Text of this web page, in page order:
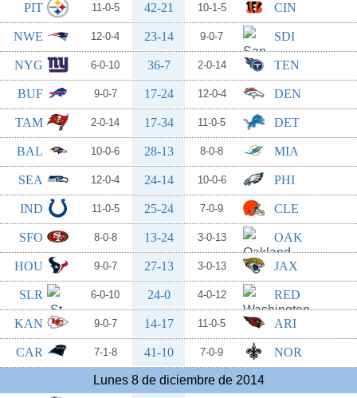
PIT 11-0-5 42-21 10-1-5 CIN
NWE 12-0-4 23-14 9-0-7 SDI
NYG 6-0-10 36-7 2-0-14 TEN
BUF 9-0-7 17-24 12-0-4 DEN
TAM 2-0-14 17-34 11-0-5 DET
BAL 10-0-6 28-13 8-0-8 MIA
SEA 12-0-4 24-14 10-0-6 PHI
IND 11-0-5 25-24 7-0-9 CLE
SFO 8-0-8 13-24 3-0-13 OAK
HOU 9-0-7 27-13 3-0-13 JAX
SLR 6-0-10 24-0 4-0-12 RED
KAN 9-0-7 14-17 11-0-5 ARI
CAR 7-1-8 41-10 7-0-9 NOR
Lunes 8 de diciembre de 2014